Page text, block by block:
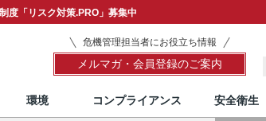
度「リスク対策.PRO」募集中
危機管理担当者にお役立ち情報
メルマガ・会員登録のご案内
環境 コンプライアンス 安全衛生